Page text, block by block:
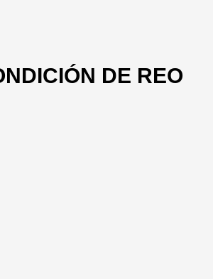
DE REO